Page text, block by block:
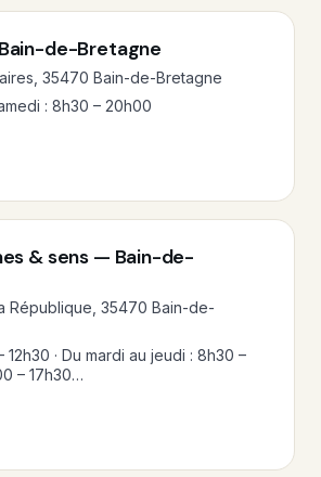
de-Bretagne
35470 Bain-de-Bretagne
: 8h30 – 20h00
& sens — Bain-de-
République, 35470 Bain-de-
12h30 · Du mardi au jeudi : 8h30 –
– 17h30…